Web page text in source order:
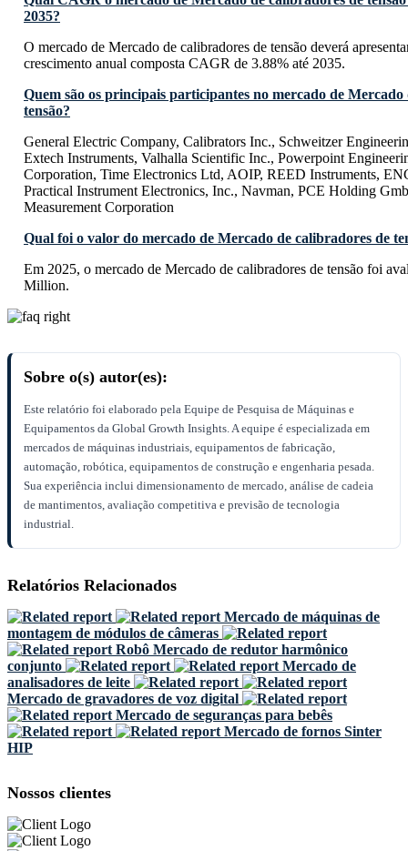
2035?
O mercado de Mercado de calibradores de tensão deverá
crescimento anual composta CAGR de 3.88% até 2035.
Quem são os principais participantes no mercado de Mercado
tensão?
General Electric Company, Calibrators Inc., Schweitzer
Extech Instruments, Valhalla Scientific Inc., Powerpoint
Corporation, Time Electronics Ltd, AOIP, REED Instruments,
Practical Instrument Electronics, Inc., Navman, PCE Holding
Measurement Corporation
Qual foi o valor do mercado de Mercado de calibradores de
Em 2025, o mercado de Mercado de calibradores de tensão foi
Million.
Sobre o(s) autor(es):
Este relatório foi elaborado pela Equipe de Pesquisa de Máquinas e
Equipamentos da Global Growth Insights. A equipe é especializada em
mercados de máquinas industriais, equipamentos de fabricação,
automação, robótica, equipamentos de construção e engenharia pesada.
Sua experiência inclui dimensionamento de mercado, análise de cadeia
de mantimentos, avaliação competitiva e previsão de tecnologia
industrial.
Relatórios Relacionados
Mercado de máquinas de
montagem de módulos de câmeras
Robô Mercado de redutor harmônico
conjunto
Mercado de
analisadores de leite
Mercado de gravadores de voz digital
Mercado de seguranças para bebês
Mercado de fornos Sinter
HIP
Nossos clientes